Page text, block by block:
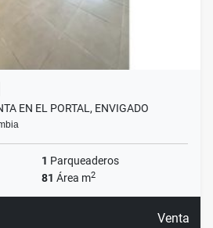
EN EL PORTAL, ENVIGADO
1 Parqueaderos
81 Área m2
Venta